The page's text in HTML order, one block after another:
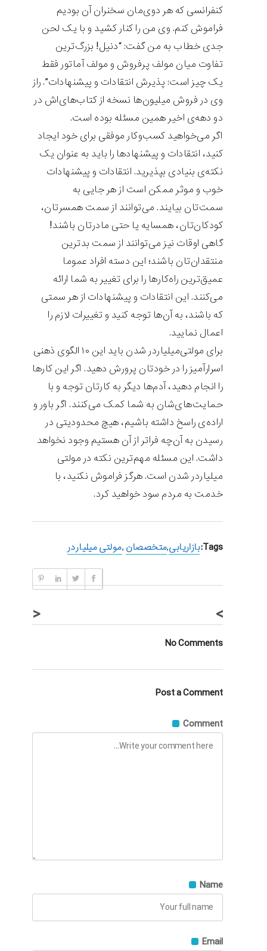
کنفرانسی که هر دوی‌مان سخنران آن بودیم
فراموش کنم. وی من را کنار کشید و با یک لحن
جدی خطاب به من گفت: “دنیل! بزرگ‌ترین
تفاوت میان مولف پرفروش و مولف آماتور فقط
یک چیز است: پذیرش انتقادات و پیشنهادات”. راز
وی در فروش میلیون‌ها نسخه از کتاب‌های‌اش در
دو دهه‌ی اخیر همین مسئله بوده است.
اگر می‌خواهید کسب‌وکار موفقی برای خود ایجاد
کنید، انتقادات و پیشنهادها را باید به عنوان یک
نکته‌ی بنیادی بپذیرید. انتقادات و پیشنهادات
خوب و موثر ممکن است از هر جایی به
سمت‌تان بیایند. می‌توانند از سمت همسرتان،
کودکان‌تان، همسایه یا حتی مادرتان باشند!
گاهی اوقات نیز می‌توانند از سمت بدترین
منتقدان‌تان باشند؛ این دسته افراد عموما
عمیق‌ترین راه‌کارها را برای تغییر به شما ارائه
می‌کنند. این انتقادات و پیشنهادات از هر سمتی
که باشند، به آن‌ها توجه کنید و تغییرات لازم را
اعمال نمایید.
برای مولتی‌میلیاردر شدن باید این ۱۰ الگوی ذهنی
اسرارآمیز را در خودتان پرورش دهید. اگر این کارها
را انجام دهید، آدم‌ها دیگر به کارتان توجه و با
حمایت‌های‌شان به شما کمک می‌کنند. اگر باور و
اراده‌ی راسخ داشته باشیم، هیچ محدودیتی در
رسیدن به آن‌چه فراتر از آن هستیم وجود نخواهد
داشت. این مسئله مهم‌ترین نکته در مولتی
میلیاردر شدن است. هرگز فراموش نکنید، با
خدمت به مردم سود خواهید کرد.
Tags: بازاریابی,متخصصان ,مولتی میلیاردر
< >
No Comments
Post a Comment
Comment
Name
Email